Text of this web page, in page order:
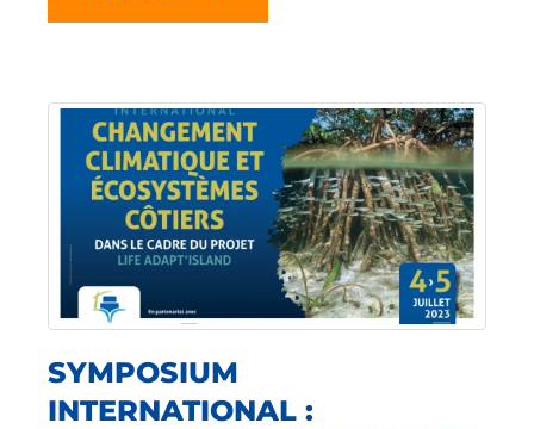
SYMPOSIUM
INTERNATIONAL :